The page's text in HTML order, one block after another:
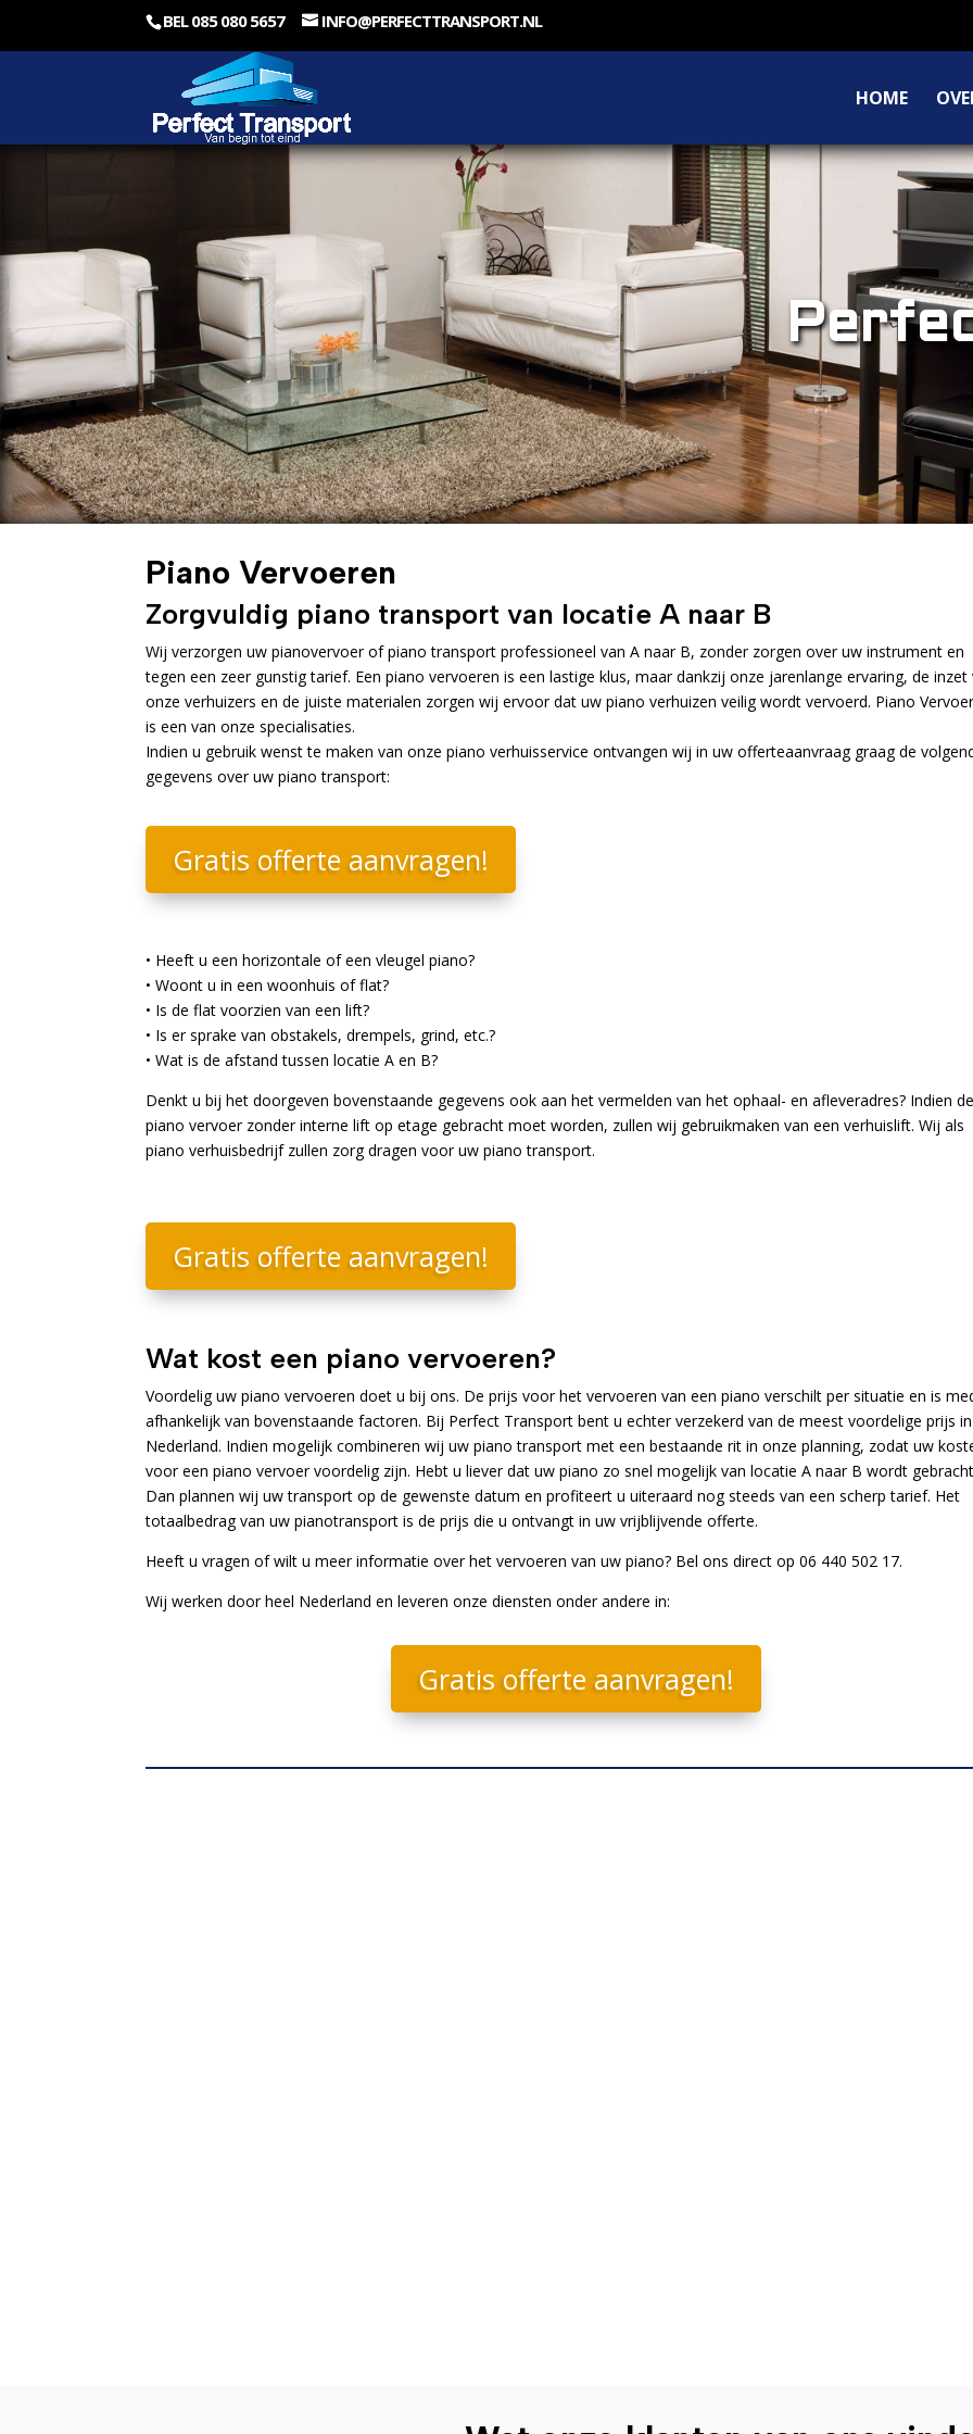
BEL 085 080 5657 INFO@PERFECTTRANSPORT.NL
HOME
Piano Vervoeren
Zorgvuldig piano transport van locatie A naar B
Wij verzorgen uw pianovervoer of piano transport professioneel van A naar B, zonder zorgen over uw instrument en
tegen een zeer gunstig tarief. Een piano vervoeren is een lastige klus, maar dankzij onze jarenlange ervaring, de inzet
onze verhuizers en de juiste materialen zorgen wij ervoor dat uw piano verhuizen veilig wordt vervoerd. Piano
is een van onze specialisaties.
Indien u gebruik wenst te maken van onze piano verhuisservice ontvangen wij in uw offerteaanvraag graag de
gegevens over uw piano transport:
Gratis offerte aanvragen!
• Heeft u een horizontale of een vleugel piano?
• Woont u in een woonhuis of flat?
• Is de flat voorzien van een lift?
• Is er sprake van obstakels, drempels, grind, etc.?
• Wat is de afstand tussen locatie A en B?
Denkt u bij het doorgeven bovenstaande gegevens ook aan het vermelden van het ophaal- en afleveradres? Indien
piano vervoer zonder interne lift op etage gebracht moet worden, zullen wij gebruikmaken van een verhuislift. Wij als
piano verhuisbedrijf zullen zorg dragen voor uw piano transport.
Gratis offerte aanvragen!
Wat kost een piano vervoeren?
Voordelig uw piano vervoeren doet u bij ons. De prijs voor het vervoeren van een piano verschilt per situatie en is
afhankelijk van bovenstaande factoren. Bij Perfect Transport bent u echter verzekerd van de meest voordelige prijs in
Nederland. Indien mogelijk combineren wij uw piano transport met een bestaande rit in onze planning, zodat uw
voor een piano vervoer voordelig zijn. Hebt u liever dat uw piano zo snel mogelijk van locatie A naar B wordt
Dan plannen wij uw transport op de gewenste datum en profiteert u uiteraard nog steeds van een scherp tarief. Het
totaalbedrag van uw pianotransport is de prijs die u ontvangt in uw vrijblijvende offerte.
Heeft u vragen of wilt u meer informatie over het vervoeren van uw piano? Bel ons direct op 06 440 502 17.
Wij werken door heel Nederland en leveren onze diensten onder andere in:
Gratis offerte aanvragen!